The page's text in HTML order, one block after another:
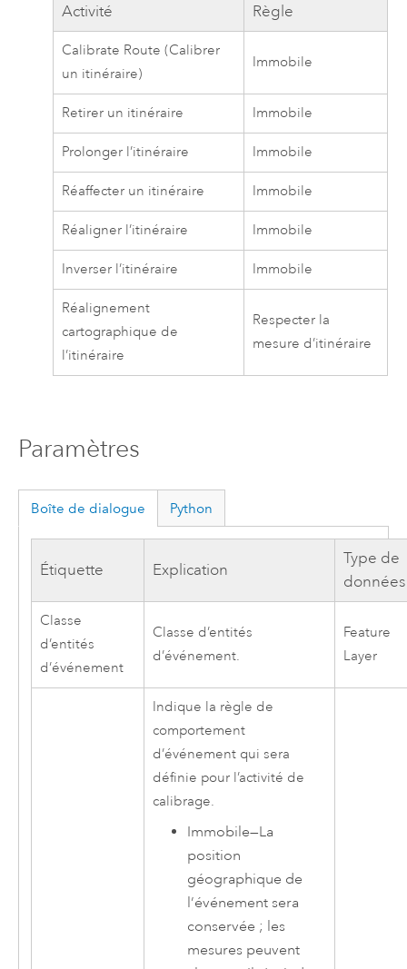
Activité Règle
Calibrate Route (Calibrer
un itinéraire)
Immobile
Retirer un itinéraire Immobile
Prolonger l’itinéraire Immobile
Réaffecter un itinéraire Immobile
Réaligner l’itinéraire Immobile
Inverser l’itinéraire Immobile
Réalignement
cartographique de
l’itinéraire
Respecter la
mesure d’itinéraire
Paramètres
Boîte de dialogue Python
Étiquette Explication
Type de
données
Classe
d’entités
d’événement
Classe d’entités
d’événement.
Feature
Layer
Indique la règle de
comportement
d’événement qui sera
définie pour l’activité de
calibrage.
Immobile—La
position
géographique de
l’événement sera
conservée ; les
mesures peuvent